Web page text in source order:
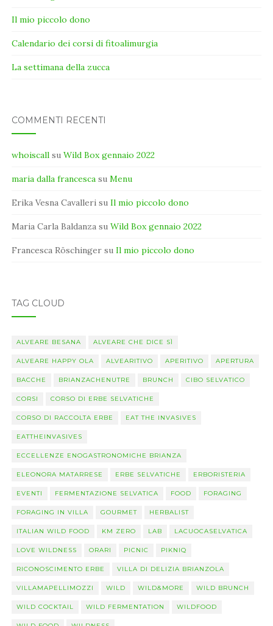
Il mio piccolo dono
Calendario dei corsi di fitoalimurgia
La settimana della zucca
COMMENTI RECENTI
whoiscall suWild Box gennaio 2022
maria dalla francesca suMenu
Erika Vesna Cavalleri suIl mio piccolo dono
Maria Carla Baldanza suWild Box gennaio 2022
Francesca Röschinger suIl mio piccolo dono
TAG CLOUD
ALVEARE BESANA ALVEARE CHE DICE SÌ
ALVEARE HAPPY OLA ALVEARITIVO APERITIVO APERTURA
BACCHE BRIANZACHENUTRE BRUNCH CIBO SELVATICO
CORSI CORSO DI ERBE SELVATICHE
CORSO DI RACCOLTA ERBE EAT THE INVASIVES
EATTHEINVASIVES
ECCELLENZE ENOGASTRONOMICHE BRIANZA
ELEONORA MATARRESE ERBE SELVATICHE ERBORISTERIA
EVENTI FERMENTAZIONE SELVATICA FOOD FORAGING
FORAGING IN VILLA GOURMET HERBALIST
ITALIAN WILD FOOD KM ZERO LAB LACUOCASELVATICA
LOVE WILDNESS ORARI PICNIC PIKNIQ
RICONOSCIMENTO ERBE VILLA DI DELIZIA BRIANZOLA
VILLAMAPELLIMOZZI WILD WILD&MORE WILD BRUNCH
WILD COCKTAIL WILD FERMENTATION WILDFOOD